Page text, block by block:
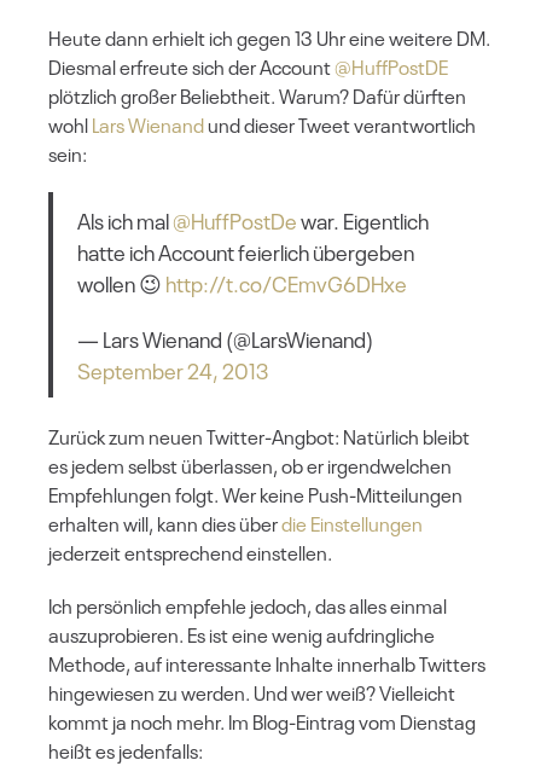
Heute dann erhielt ich gegen 13 Uhr eine weitere DM.
Diesmal erfreute sich der Account@HuffPostDE
plötzlich großer Beliebtheit. Warum? Dafür dürften
wohlLars Wienandund dieser Tweet verantwortlich
sein:
Als ich mal@HuffPostDewar. Eigentlich
hatte ich Account feierlich übergeben
wollen 😉 http://t.co/CEmvG6DHxe
— Lars Wienand (@LarsWienand)
September 24, 2013
Zurück zum neuen Twitter-Angbot: Natürlich bleibt
es jedem selbst überlassen, ob er irgendwelchen
Empfehlungen folgt. Wer keine Push-Mitteilungen
erhalten will, kann dies überdie Einstellungen
jederzeit entsprechend einstellen.
Ich persönlich empfehle jedoch, das alles einmal
auszuprobieren. Es ist eine wenig aufdringliche
Methode, auf interessante Inhalte innerhalb Twitters
hingewiesen zu werden. Und wer weiß? Vielleicht
kommt ja noch mehr. Im Blog-Eintrag vom Dienstag
heißt es jedenfalls: